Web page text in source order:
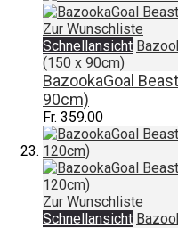
Zur Wunschliste
Schnellansicht
(150 x 90cm)
BazookaGoal
90cm)
Fr. 359.00
Zur Wunschliste
Schnellansicht